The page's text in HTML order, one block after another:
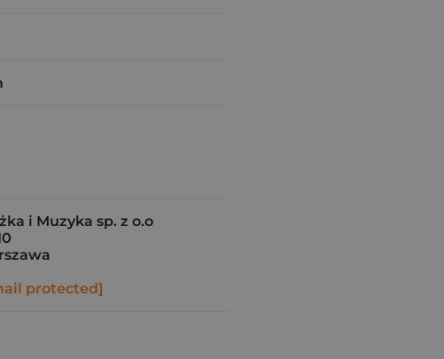
i Muzyka sp. z o.o
protected]